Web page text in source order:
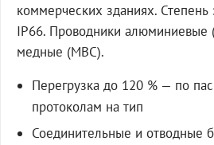
коммерческих зданиях.
IP66. Проводники
медные (МВС).
Перегрузка до 120 % — по
протоколам на тип
Соединительные и отводные